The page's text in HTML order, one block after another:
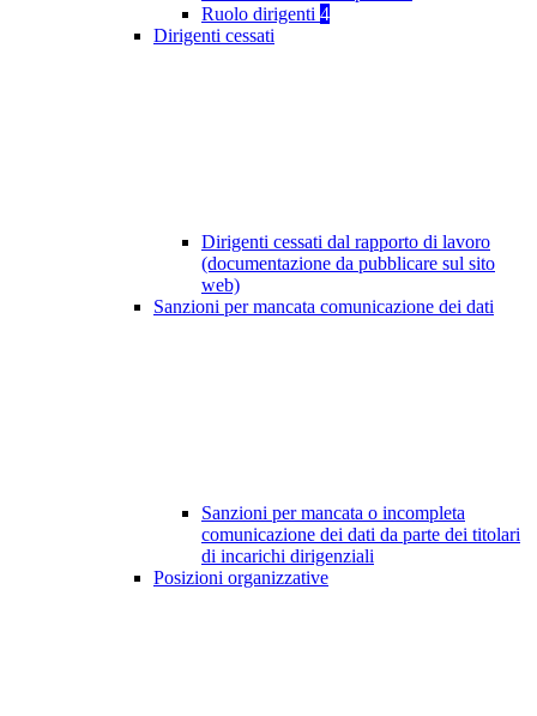
Ruolo dirigenti 4
Dirigenti cessati
Dirigenti cessati dal rapporto di lavoro
(documentazione da pubblicare sul sito
web)
Sanzioni per mancata comunicazione dei dati
Sanzioni per mancata o incompleta
comunicazione dei dati da parte dei titolari
di incarichi dirigenziali
Posizioni organizzative